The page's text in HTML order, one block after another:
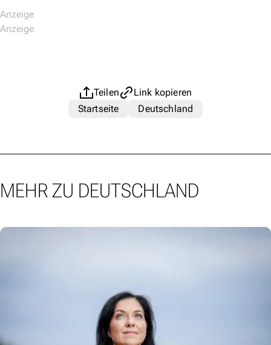
Teilen
Link kopieren
Startseite
Deutschland
MEHR ZU DEUTSCHLAND